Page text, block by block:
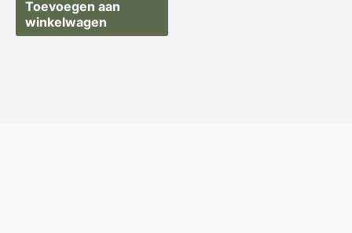
Toevoegen aan
winkelwagen